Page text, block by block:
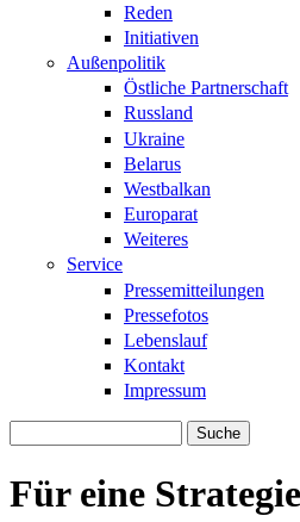
Reden
Initiativen
Außenpolitik
Östliche Partnerschaft
Russland
Ukraine
Belarus
Westbalkan
Europarat
Weiteres
Service
Pressemitteilungen
Pressefotos
Lebenslauf
Kontakt
Impressum
Für eine